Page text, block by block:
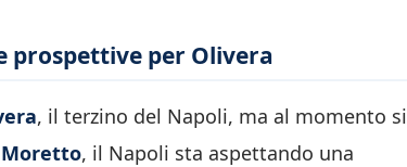
prospettive per Olivera
, il terzino del Napoli, ma al momento si
, il Napoli sta aspettando una